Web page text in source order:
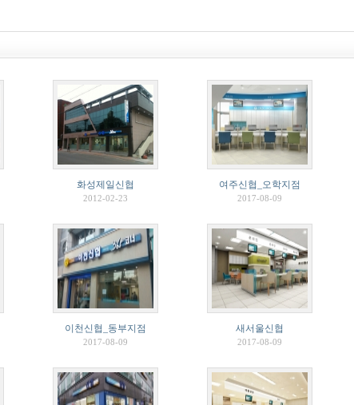
화성제일신협
2012-02-23
여주신협_오학지점
2017-08-09
이천신협_동부지점
2017-08-09
새서울신협
2017-08-09